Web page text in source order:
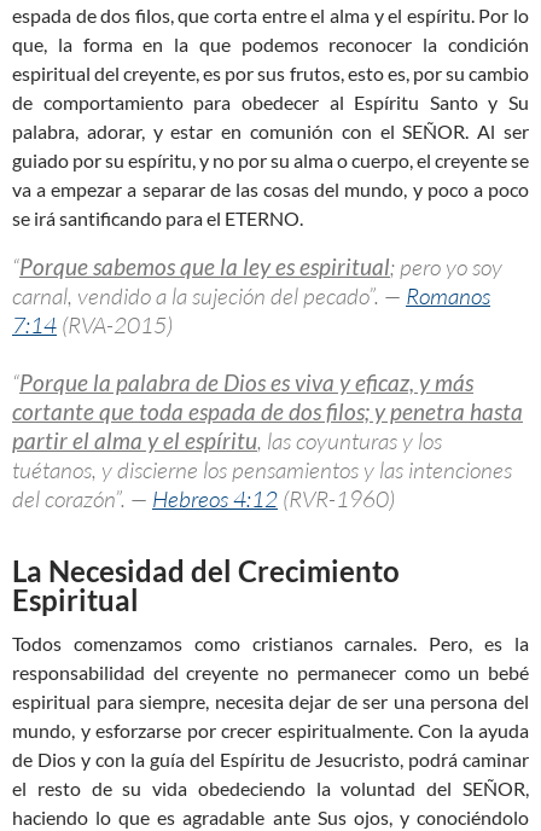
espada de dos filos, que corta entre el alma y el espíritu. Por lo
que, la forma en la que podemos reconocer la condición
espiritual del creyente, es por sus frutos, esto es, por su cambio
de comportamiento para obedecer al Espíritu Santo y Su
palabra, adorar, y estar en comunión con el SEÑOR. Al ser
guiado por su espíritu, y no por su alma o cuerpo, el creyente se
va a empezar a separar de las cosas del mundo, y poco a poco
se irá santificando para el ETERNO.
“Porque sabemos que la ley es espiritual; pero yo soy
carnal, vendido a la sujeción del pecado”. — Romanos
7:14 (RVA-2015)
“Porque la palabra de Dios es viva y eficaz, y más
cortante que toda espada de dos filos; y penetra hasta
partir el alma y el espíritu, las coyunturas y los
tuétanos, y discierne los pensamientos y las intenciones
del corazón”. — Hebreos 4:12 (RVR-1960)
La Necesidad del Crecimiento
Espiritual
Todos comenzamos como cristianos carnales. Pero, es la
responsabilidad del creyente no permanecer como un bebé
espiritual para siempre, necesita dejar de ser una persona del
mundo, y esforzarse por crecer espiritualmente. Con la ayuda
de Dios y con la guía del Espíritu de Jesucristo, podrá caminar
el resto de su vida obedeciendo la voluntad del SEÑOR,
haciendo lo que es agradable ante Sus ojos, y conociéndolo